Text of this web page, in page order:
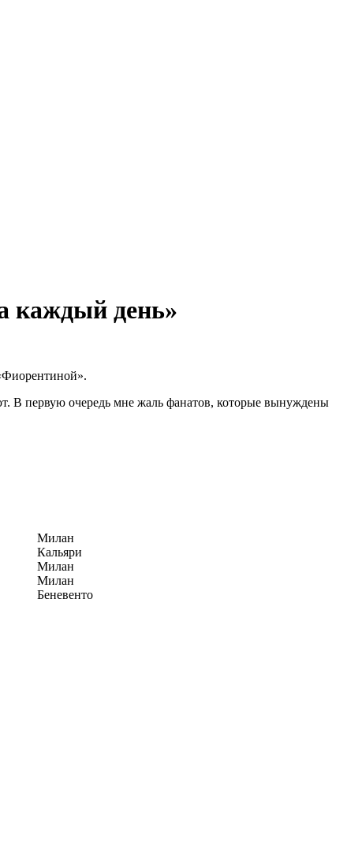
каждый день»
В первую очередь мне жаль фанатов, которые вынуждены
Милан
Кальяри
Милан
Милан
Беневенто